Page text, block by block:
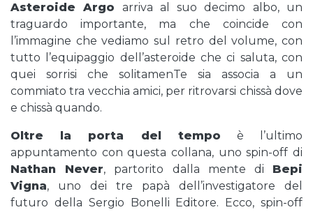
Asteroide Argo arriva al suo decimo albo, un
traguardo importante, ma che coincide con
l’immagine che vediamo sul retro del volume, con
tutto l’equipaggio dell’asteroide che ci saluta, con
quei sorrisi che solitamenTe sia associa a un
commiato tra vecchia amici, per ritrovarsi chissà dove
e chissà quando.
Oltre la porta del tempo è l’ultimo
appuntamento con questa collana, uno spin-off di
Nathan Never, partorito dalla mente di Bepi
Vigna, uno dei tre papà dell’investigatore del
futuro della Sergio Bonelli Editore. Ecco, spin-off